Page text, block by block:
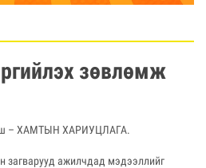
зөвлөмж
– ХАМТЫН ХАРИУЦЛАГА.
загварууд ажилчдад мэдээллийг